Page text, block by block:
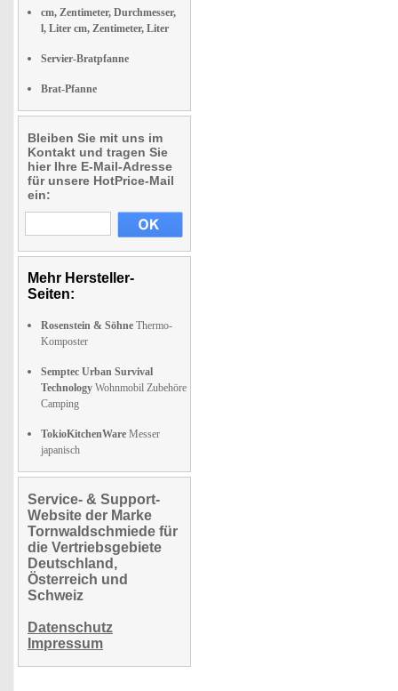
cm, Zentimeter, Durchmesser,
l, Liter cm, Zentimeter, Liter
Servier-Bratpfanne
Brat-Pfanne
Bleiben Sie mit uns im
Kontakt und tragen Sie
hier Ihre E-Mail-Adresse
für unsere HotPrice-Mail
ein:
Mehr Hersteller-
Seiten:
Rosenstein & Söhne Thermo-
Komposter
Semptec Urban Survival
Technology Wohnmobil Zubehöre
Camping
TokioKitchenWare Messer
japanisch
Service- & Support-
Website der Marke
Tornwaldschmiede für
die Vertriebsgebiete
Deutschland,
Österreich und
Schweiz
Datenschutz
Impressum